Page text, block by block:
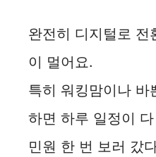
완전히 디지털로 전
이 멀어요.
특히 워킹맘이나 바
하면 하루 일정이
민원 한 번 보러 갔